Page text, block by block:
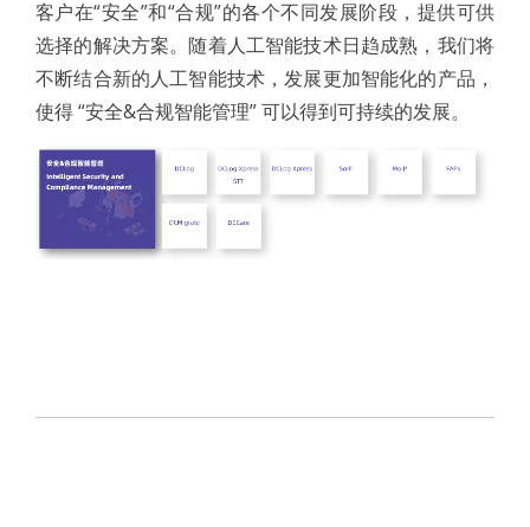
客户在“安全”和“合规”的各个不同发展阶段，提供可供
选择的解决方案。随着人工智能技术日趋成熟，我们将
不断结合新的人工智能技术，发展更加智能化的产品，
使得 “安全&合规智能管理” 可以得到可持续的发展。